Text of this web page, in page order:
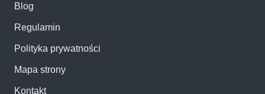
Blog
Regulamin
Polityka prywatności
Mapa strony
Kontakt